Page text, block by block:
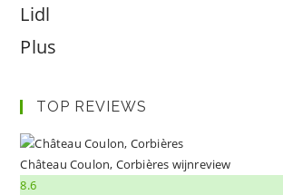
Lidl
Plus
TOP REVIEWS
Château Coulon, Corbières wijnreview
8.6